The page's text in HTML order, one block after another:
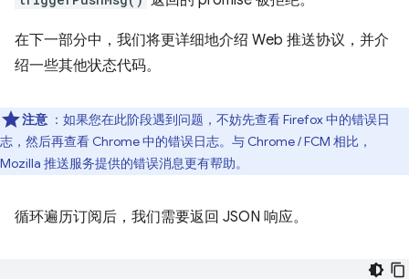
在下一部分中，我们将更详细地介绍 Web 推送协议，并介
绍一些其他状态代码。
注意 ：如果您在此阶段遇到问题，不妨先查看 Firefox 中的错误日
志，然后再查看 Chrome 中的错误日志。与 Chrome / FCM 相比，
Mozilla 推送服务提供的错误消息更有帮助。
循环遍历订阅后，我们需要返回 JSON 响应。